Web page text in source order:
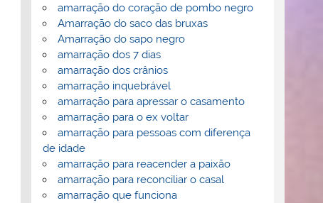
amarração do coração de pombo negro
Amarração do saco das bruxas
Amarração do sapo negro
amarração dos 7 dias
amarração dos crânios
amarração inquebrável
amarração para apressar o casamento
amarração para o ex voltar
amarração para pessoas com diferença
de idade
amarração para reacender a paixão
amarração para reconciliar o casal
amarração que funciona